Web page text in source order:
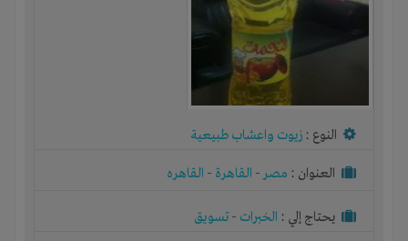
النوع : زيوت واعشاب طبيعية
العنوان : مصر- القاهرة - القاهره
يحتاج إلي : الخبرات - تسويق